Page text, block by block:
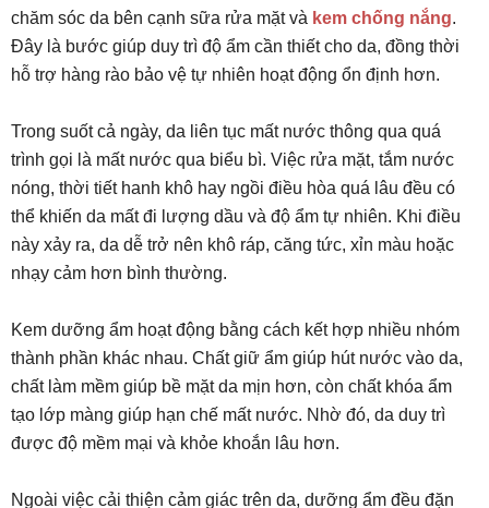
chăm sóc da bên cạnh sữa rửa mặt và kem chống nắng.
Đây là bước giúp duy trì độ ẩm cần thiết cho da, đồng thời
hỗ trợ hàng rào bảo vệ tự nhiên hoạt động ổn định hơn.
Trong suốt cả ngày, da liên tục mất nước thông qua quá
trình gọi là mất nước qua biểu bì. Việc rửa mặt, tắm nước
nóng, thời tiết hanh khô hay ngồi điều hòa quá lâu đều có
thể khiến da mất đi lượng dầu và độ ẩm tự nhiên. Khi điều
này xảy ra, da dễ trở nên khô ráp, căng tức, xỉn màu hoặc
nhạy cảm hơn bình thường.
Kem dưỡng ẩm hoạt động bằng cách kết hợp nhiều nhóm
thành phần khác nhau. Chất giữ ẩm giúp hút nước vào da,
chất làm mềm giúp bề mặt da mịn hơn, còn chất khóa ẩm
tạo lớp màng giúp hạn chế mất nước. Nhờ đó, da duy trì
được độ mềm mại và khỏe khoắn lâu hơn.
Ngoài việc cải thiện cảm giác trên da, dưỡng ẩm đều đặn